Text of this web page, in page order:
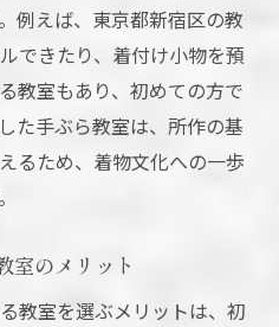
例えば、東京都新宿区の教
できたり、着付け小物を預
教室もあり、初めての方で
た手ぶら教室は、所作の基
るため、着物文化への一歩
室のメリット
教室を選ぶメリットは、初